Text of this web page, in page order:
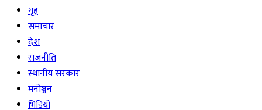
गृह
समाचार
देश
राजनीति
स्थानीय सरकार
मनोञ्जन
भिडियो